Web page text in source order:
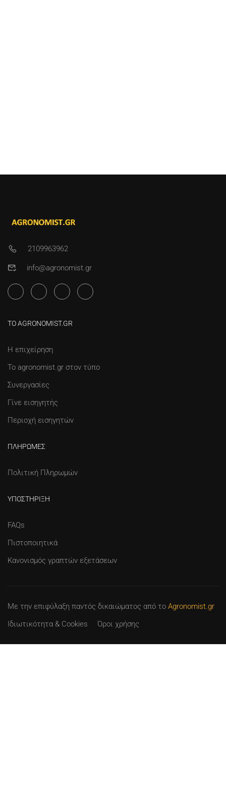
2109963962
info@agronomist.gr
ΤΟ AGRONOMIST.GR
Η επιχείρηση
Το agronomist.gr στον τύπο
Συνεργασίες
Γίνε εισηγητής
Περιοχή εισηγητών
ΠΛΗΡΩΜΈΣ
Πολιτική Πληρωμών
ΥΠΟΣΤΉΡΙΞΗ
FAQs
Πιστοποιητικά
Κανονισμός γραπτών εξετάσεων
Με την επιφύλαξη παντός δικαιώματος από το Agronomist.gr
Ιδιωτικότητα & Cookies
Όροι χρήσης